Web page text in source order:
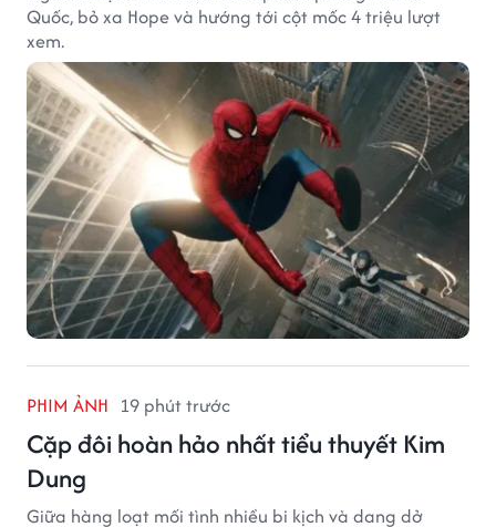
Quốc, bỏ xa Hope và hướng tới cột mốc 4 triệu lượt
xem.
PHIM ẢNH 19 phút trước
Cặp đôi hoàn hảo nhất tiểu thuyết Kim
Dung
Giữa hàng loạt mối tình nhiều bi kịch và dang dở